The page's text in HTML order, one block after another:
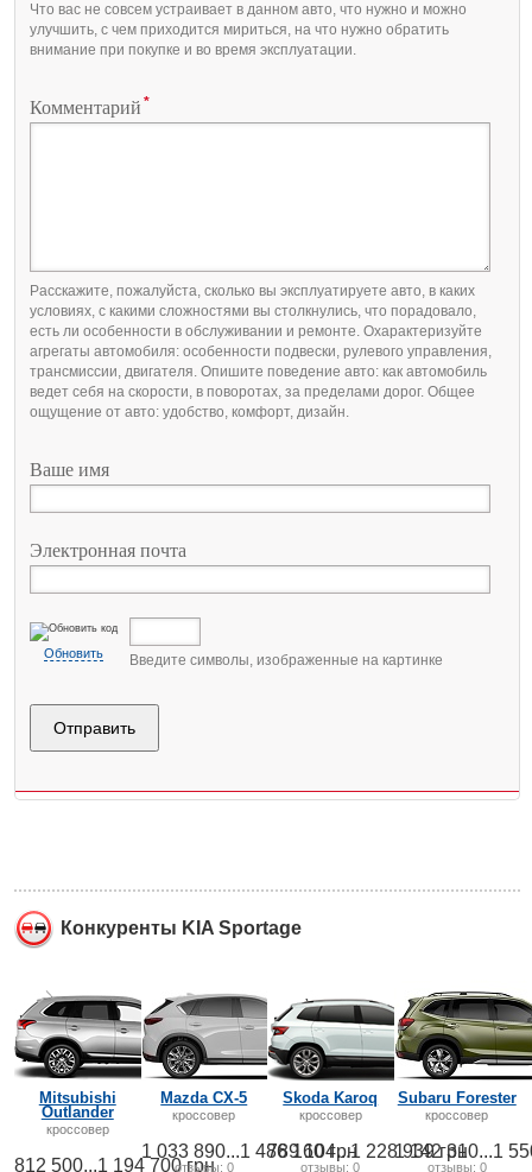
Что вас не совсем устраивает в данном авто, что нужно и можно
улучшить, с чем приходится мириться, на что нужно обратить
внимание при покупке и во время эксплуатации.
Комментарий *
Расскажите, пожалуйста, сколько вы эксплуатируете авто, в каких
условиях, с какими сложностями вы столкнулись, что порадовало,
есть ли особенности в обслуживании и ремонте. Охарактеризуйте
агрегаты автомобиля: особенности подвески, рулевого управления,
трансмиссии, двигателя. Опишите поведение авто: как автомобиль
ведет себя на скорости, в поворотах, за пределами дорог. Общее
ощущение от авто: удобство, комфорт, дизайн.
Ваше имя
Электронная почта
Обновить Введите символы, изображенные на картинке
Конкуренты KIA Sportage
Mitsubishi
Outlander
кроссовер
812 500...1 194 700 грн
Mazda CX-5
кроссовер
1 033 890...1 486 160 грн
отзывы: 0
Skoda Karoq
кроссовер
789 104...1 228 939 грн
отзывы: 0
Subaru Forester
кроссовер
1 142 310...1
отзывы: 0